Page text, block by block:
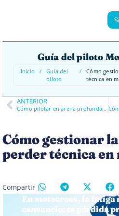
Guía del piloto
Inicio /
Guía del
piloto
/
Cómo
técnica en
ANTERIOR
Cómo pilotar en arena profunda sin agotarte en motocross
Cómo gestionar
perder técnica en
Compartir
En motocross, la fatiga
cansancio: es pérdida